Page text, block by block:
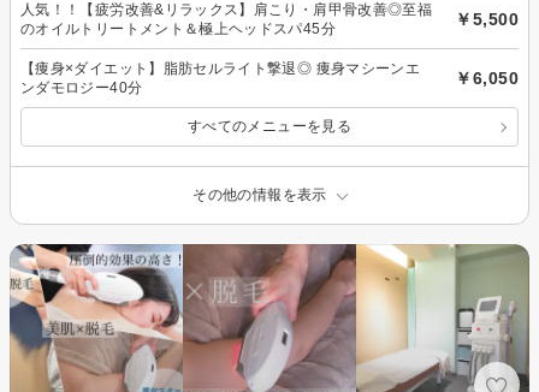
人気！！【疲労改善&リラックス】肩こり・肩甲骨改善◎至福
のオイルトリートメント＆極上ヘッドスパ45分
￥5,500
【痩身×ダイエット】脂肪セルライト撃退◎ 痩身マシーンエ
ンダモロジー40分
￥6,050
すべてのメニューを見る
その他の情報を表示